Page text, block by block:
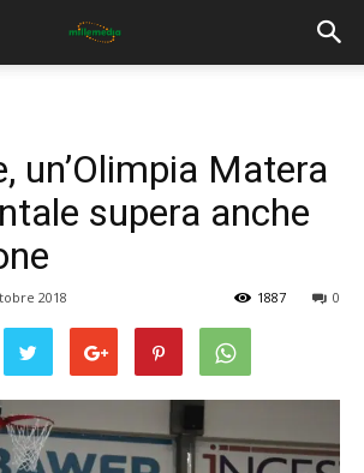
un’Olimpia Matera
supera anche
2018 0
1887